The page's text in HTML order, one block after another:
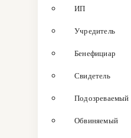
ИП
Учредитель
Бенефициар
Свидетель
Подозреваемый
Обвиняемый